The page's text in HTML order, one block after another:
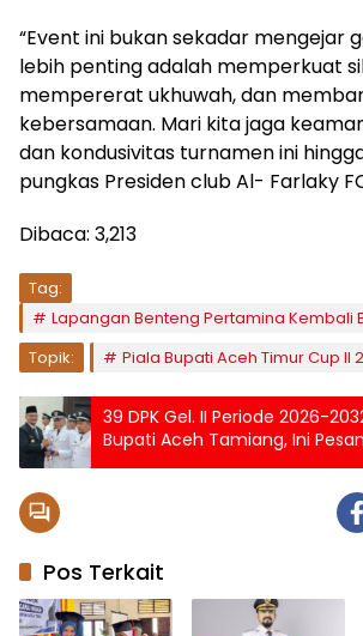
“Event ini bukan sekadar mengejar
lebih penting adalah memperkuat
mempererat ukhuwah, dan
kebersamaan. Mari kita jaga
dan kondusivitas turnamen ini
pungkas Presiden club Al- Farlaky
Dibaca: 3,213
Tag:
Lapangan Benteng Pertamina Kembali
Topik:
Piala Bupati Aceh Timur Cup II
39 DPK Gel. II Periode 2026-
Bupati Aceh Tamiang, Ini
Pos Terkait